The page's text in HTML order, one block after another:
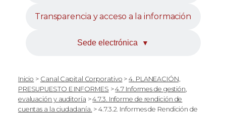
Transparencia y acceso a la información
Sede electrónica ▼
Inicio > Canal Capital Corporativo >4. PLANEACIÓN,
PRESUPUESTO E INFORMES >4.7 Informes de gestión,
evaluación y auditoría >4.7.3. Informe de rendición de
cuentas a la ciudadanía. >4.7.3.2. Informes de Rendición de